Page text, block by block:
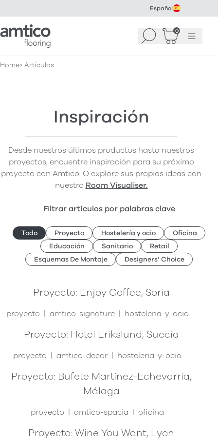
Español
Amtico Flooring Buscar 0
Cesta (0)
Menú
Home Articulos
Inspiración
Desde nuestros últimos productos hasta nuestros
proyectos, encuentre inspiración para su próximo
proyecto con Amtico. O explore sus propias ideas con
nuestro Room Visualiser.
Filtrar artículos por palabras clave
Todo Proyecto Hostelería y ocio
Oficina
Educación
Sanitario
Retail
Esquemas De Montaje
Designers’ Choice
Proyecto: Enjoy Coffee, Soria
proyecto amtico-signature hosteleria-y-ocio
Proyecto: Hotel Erikslund, Suecia
proyecto amtico-decor hosteleria-y-ocio
Proyecto: Bufete Martínez-Echevarría,
Málaga
proyecto amtico-spacia oficina
Proyecto: Wine You Want, Lyon